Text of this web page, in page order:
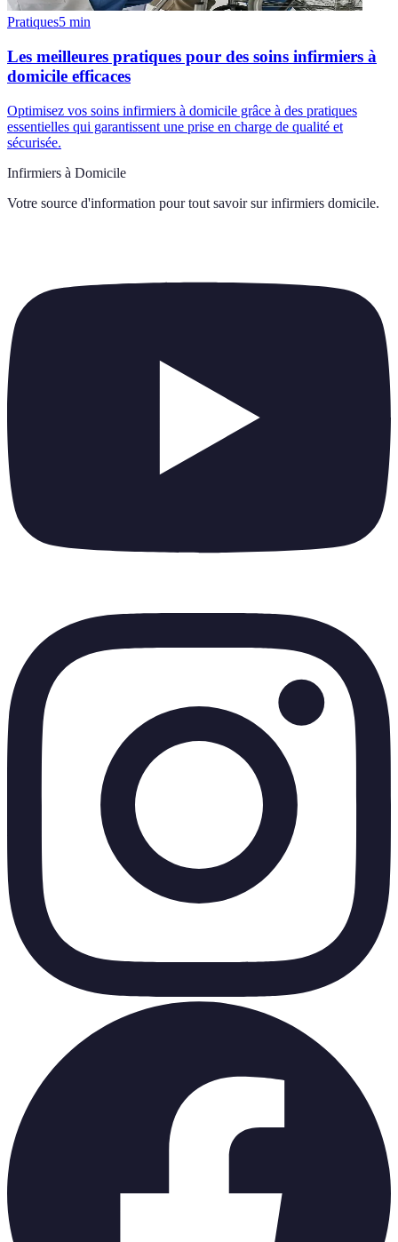
Pratiques5 min
Les meilleures pratiques pour des soins infirmiers à
domicile efficaces
Optimisez vos soins infirmiers à domicile grâce à des pratiques
essentielles qui garantissent une prise en charge de qualité et
sécurisée.
Infirmiers à Domicile
Votre source d'information pour tout savoir sur infirmiers domicile.